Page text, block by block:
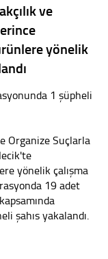
ve
yönelik
1 şüpheli
Organize Suçlarla
yönelik çalışma
19 adet
şahıs yakalandı.